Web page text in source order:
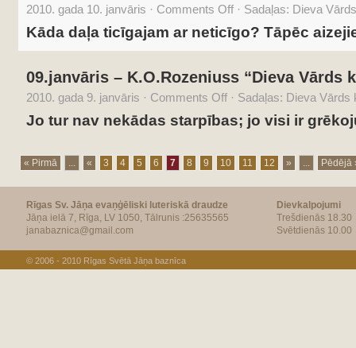
2010. gada 10. janvāris · Comments Off · Sadaļas: Dieva
Kāda daļa ticīgajam ar neticīgo? Tāpēc
09.janvāris – K.O.Rozeniuss “Dieva Vārds
2010. gada 9. janvāris · Comments Off · Sadaļas: Dieva Vārds
Jo tur nav nekādas starpības; jo visi ir
« Pirmā ... « 3 4 5 6 7 8 9 10 11 12 » ... Pēdējā
Rīgas Sv. Jāņa evaņģēliski luteriskā draudze
Jāņa ielā 7, Rīga, LV 1050, Tālrunis :25635565
janabaznica@gmail.com
Dievkalpojumi
Trešdienās 18.30
Svētdienās 10.00
© 2006 - 2010 Rīgas Svētā Jāņa baznīca